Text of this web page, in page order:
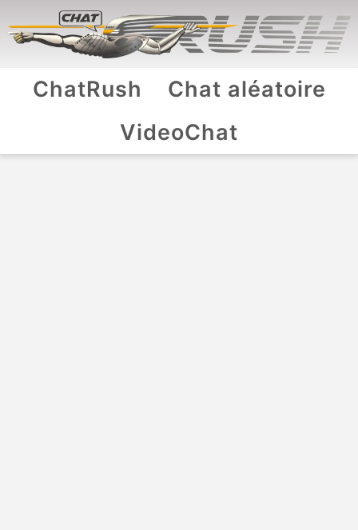
ChatRush
Chat aléatoire
VideoChat